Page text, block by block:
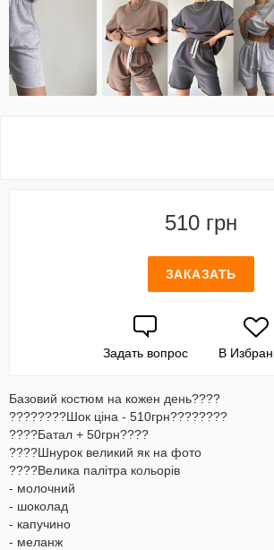
510 грн
ЗАКАЗАТЬ
Задать вопрос В
Базовий костюм на кожен день????
????????Шок ціна - 510грн????????
????Батал + 50грн????
????Шнурок великий як на фото
????Велика палітра кольорів
- молочний
- шоколад
- капучино
- меланж